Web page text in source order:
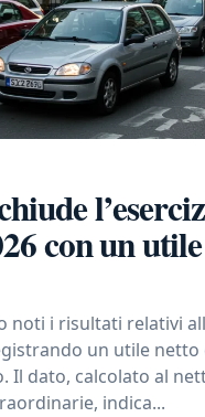
con un
noti i risultati relativi
un utile netto
Il dato, calcolato al
indica...